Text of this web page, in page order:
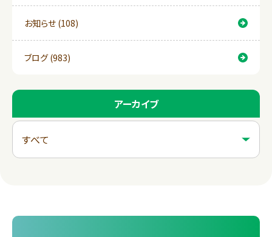
お知らせ (108)
ブログ (983)
アーカイブ